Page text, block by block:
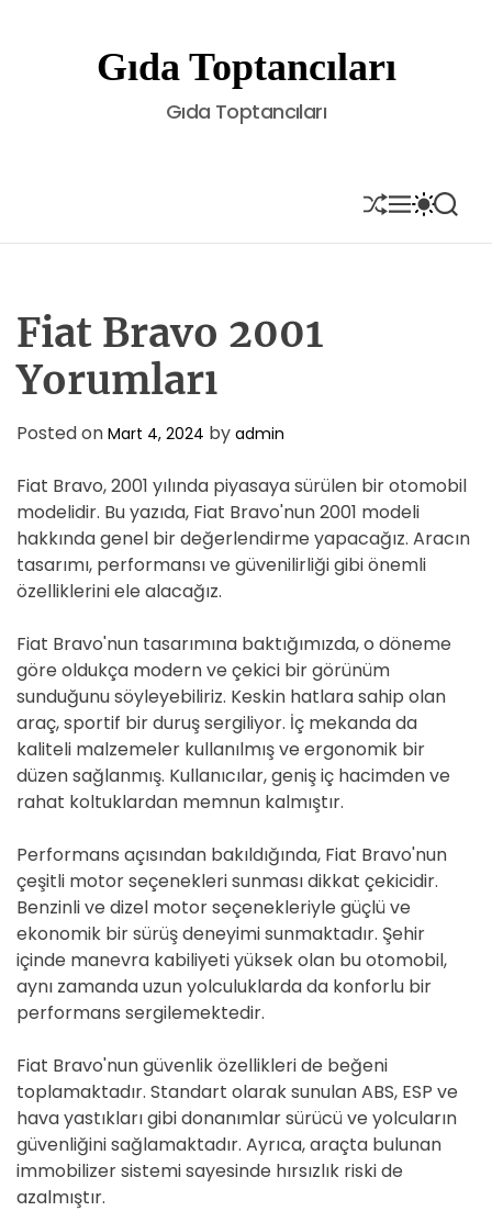
t
Gıda Toptancıları
Gıda Toptancıları
S
H
U
M
E
N
S
W
I
E
S
E
A
Fiat Bravo 2001
Yorumları
Posted on Mart 4, 2024 by admin
Fiat Bravo, 2001 yılında piyasaya sürülen bir otomobil
modelidir. Bu yazıda, Fiat Bravo'nun 2001 modeli
hakkında genel bir değerlendirme yapacağız. Aracın
tasarımı, performansı ve güvenilirliği gibi önemli
özelliklerini ele alacağız.
Fiat Bravo'nun tasarımına baktığımızda, o döneme
göre oldukça modern ve çekici bir görünüm
sunduğunu söyleyebiliriz. Keskin hatlara sahip olan
araç, sportif bir duruş sergiliyor. İç mekanda da
kaliteli malzemeler kullanılmış ve ergonomik bir
düzen sağlanmış. Kullanıcılar, geniş iç hacimden ve
rahat koltuklardan memnun kalmıştır.
Performans açısından bakıldığında, Fiat Bravo'nun
çeşitli motor seçenekleri sunması dikkat çekicidir.
Benzinli ve dizel motor seçenekleriyle güçlü ve
ekonomik bir sürüş deneyimi sunmaktadır. Şehir
içinde manevra kabiliyeti yüksek olan bu otomobil,
aynı zamanda uzun yolculuklarda da konforlu bir
performans sergilemektedir.
Fiat Bravo'nun güvenlik özellikleri de beğeni
toplamaktadır. Standart olarak sunulan ABS, ESP ve
hava yastıkları gibi donanımlar sürücü ve yolcuların
güvenliğini sağlamaktadır. Ayrıca, araçta bulunan
immobilizer sistemi sayesinde hırsızlık riski de
azalmıştır.